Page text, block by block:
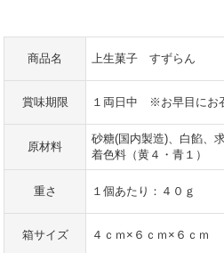
商品名 上生菓子 すずらん
賞味期限 １両日中 ※お早目にお
原材料
砂糖(国内製造)、白餡、
着色料（黄４・青１）
重さ １個あたり：４０ｇ
箱サイズ ４ｃｍ×６ｃｍ×６ｃｍ